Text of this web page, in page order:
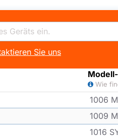
Sie uns
Wie
1006
1009
1016